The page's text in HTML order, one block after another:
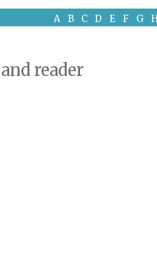
A B C D E F G
reader